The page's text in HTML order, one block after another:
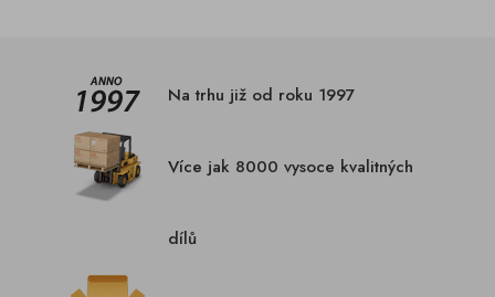
Na trhu již od roku 1997
Více jak 8000 vysoce kvalitných
dílů